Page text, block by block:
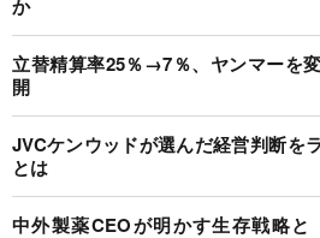
か
立替精算率25％→7％、ヤンマーを
開
JVCケンウッドが選んだ経営判断を
とは
中外製薬CEOが明かす生存戦略と